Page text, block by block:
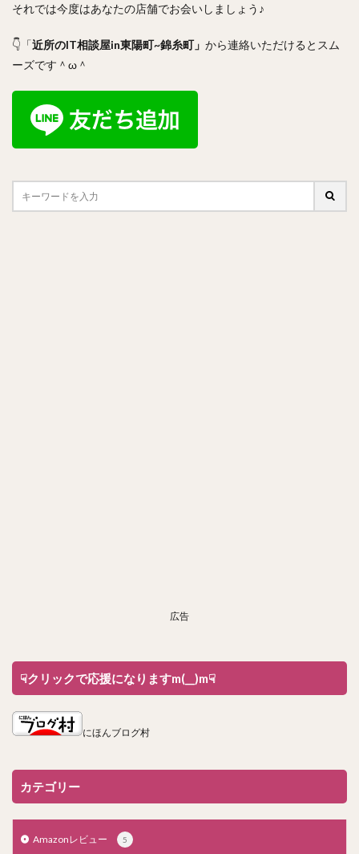
それでは今度はあなたの店舗でお会いしましょう♪
👇「近所のIT相談屋in東陽町~錦糸町」 から連絡いただけるとスム
ーズです＾ω＾
広告
☟クリックで応援になりますm(__)m☟
にほんブログ村
カテゴリー
Amazonレビュー 5